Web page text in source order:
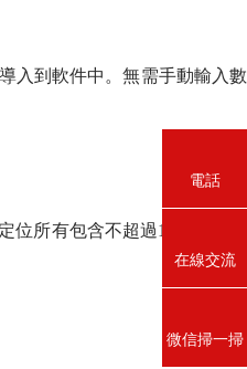
入到軟件中。無需手動輸入數
所有包含不超過10年且未接
電話
在線交流
微信掃一掃